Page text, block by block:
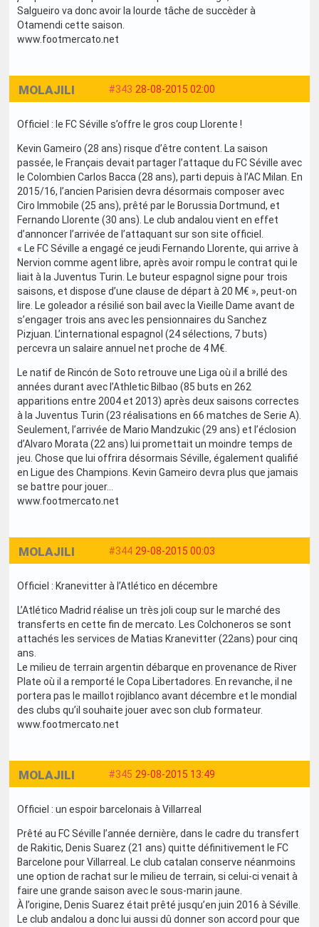
Salgueiro va donc avoir la lourde tâche de succèder à
Otamendi cette saison.
www.footmercato.net
#343 28-08-2015 02:00
MOLAJILI
Officiel : le FC Séville s’offre le gros coup Llorente !
Kevin Gameiro (28 ans) risque d’être content. La saison
passée, le Français devait partager l’attaque du FC Séville avec
le Colombien Carlos Bacca (28 ans), parti depuis à l’AC Milan. En
2015/16, l’ancien Parisien devra désormais composer avec
Ciro Immobile (25 ans), prêté par le Borussia Dortmund, et
Fernando Llorente (30 ans). Le club andalou vient en effet
d’annoncer l’arrivée de l’attaquant sur son site officiel.
« Le FC Séville a engagé ce jeudi Fernando Llorente, qui arrive à
Nervion comme agent libre, après avoir rompu le contrat qui le
liait à la Juventus Turin. Le buteur espagnol signe pour trois
saisons, et dispose d’une clause de départ à 20 M€ », peut-on
lire. Le goleador a résilié son bail avec la Vieille Dame avant de
s’engager trois ans avec les pensionnaires du Sanchez
Pizjuan. L’international espagnol (24 sélections, 7 buts)
percevra un salaire annuel net proche de 4 M€.
Le natif de Rincón de Soto retrouve une Liga où il a brillé des
années durant avec l’Athletic Bilbao (85 buts en 262
apparitions entre 2004 et 2013) après deux saisons correctes
à la Juventus Turin (23 réalisations en 66 matches de Serie A).
Seulement, l’arrivée de Mario Mandzukic (29 ans) et l’éclosion
d’Alvaro Morata (22 ans) lui promettait un moindre temps de
jeu. Chose que lui offrira désormais Séville, également qualifié
en Ligue des Champions. Kevin Gameiro devra plus que jamais
se battre pour jouer...
www.footmercato.net
#344 29-08-2015 00:03
MOLAJILI
Officiel : Kranevitter à l’Atlético en décembre
L’Atlético Madrid réalise un très joli coup sur le marché des
transferts en cette fin de mercato. Les Colchoneros se sont
attachés les services de Matias Kranevitter (22ans) pour cinq
ans.
Le milieu de terrain argentin débarque en provenance de River
Plate où il a remporté le Copa Libertadores. En revanche, il ne
portera pas le maillot rojiblanco avant décembre et le mondial
des clubs qu’il souhaite jouer avec son club formateur.
www.footmercato.net
#345 29-08-2015 13:49
MOLAJILI
Officiel : un espoir barcelonais à Villarreal
Prêté au FC Séville l’année dernière, dans le cadre du transfert
de Rakitic, Denis Suarez (21 ans) quitte définitivement le FC
Barcelone pour Villarreal. Le club catalan conserve néanmoins
une option de rachat sur le milieu de terrain, si celui-ci venait à
faire une grande saison avec le sous-marin jaune.
À l’origine, Denis Suarez était prêté jusqu’en juin 2016 à Séville.
Le club andalou a donc lui aussi dû donner son accord pour que